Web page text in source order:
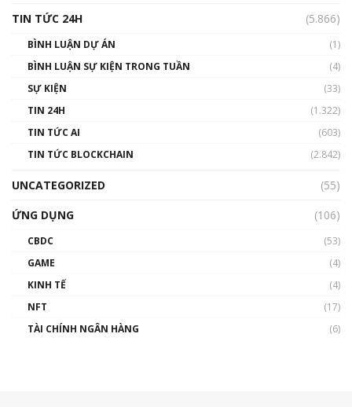
TIN TỨC 24H
(5.866)
BÌNH LUẬN DỰ ÁN
(1)
BÌNH LUẬN SỰ KIỆN TRONG TUẦN
(4)
SỰ KIỆN
(33)
TIN 24H
(1.322)
TIN TỨC AI
(603)
TIN TỨC BLOCKCHAIN
(2.842)
UNCATEGORIZED
(55)
ỨNG DỤNG
(106)
CBDC
(53)
GAME
(4)
KINH TẾ
(4)
NFT
(17)
TÀI CHÍNH NGÂN HÀNG
(6)